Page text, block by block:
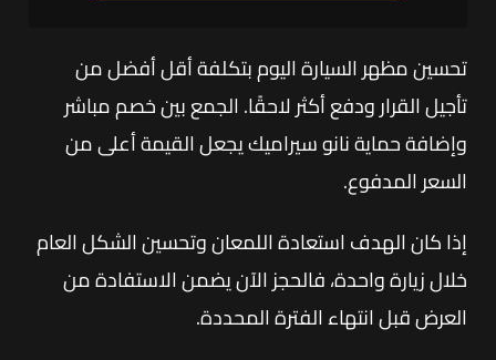
تحسين مظهر السيارة اليوم بتكلفة أقل أفضل من
تأجيل القرار ودفع أكثر لاحقًا. الجمع بين خصم مباشر
وإضافة حماية نانو سيراميك يجعل القيمة أعلى من
السعر المدفوع.
إذا كان الهدف استعادة اللمعان وتحسين الشكل العام
خلال زيارة واحدة، فالحجز الآن يضمن الاستفادة من
العرض قبل انتهاء الفترة المحددة.